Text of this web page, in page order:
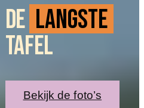
DE LANGSTE
TAFEL
Bekijk de foto’s